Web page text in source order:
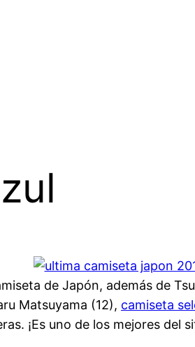
de Japón, además de
Matsuyama (12), camiseta
¡Es uno de los mejores del